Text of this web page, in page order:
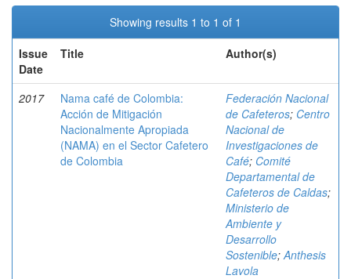
Showing results 1 to 1 of 1
Issue
Date
Title Author(s)
2017
Nama café de Colombia:
Acción de Mitigación
Nacionalmente Apropiada
(NAMA) en el Sector Cafetero
de Colombia
Federación Nacional
de Cafeteros; Centro
Nacional de
Investigaciones de
Café; Comité
Departamental de
Cafeteros de Caldas;
Ministerio de
Ambiente y
Desarrollo
Sostenible;Anthesis
Lavola